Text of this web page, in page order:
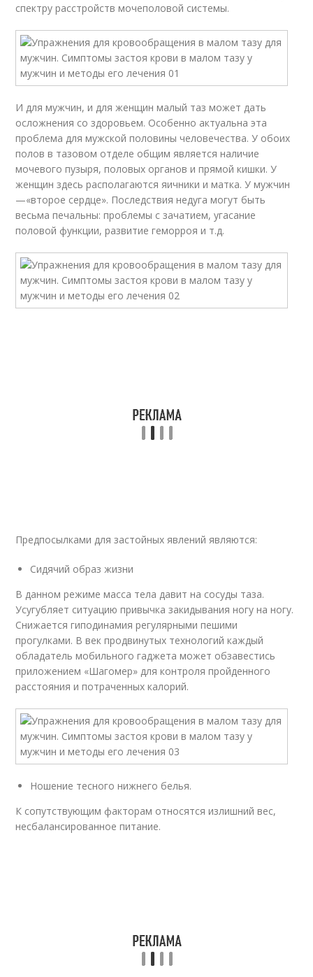
спектру расстройств мочеполовой системы.
И для мужчин, и для женщин малый таз может дать
осложнения со здоровьем. Особенно актуальна эта
проблема для мужской половины человечества. У обоих
полов в тазовом отделе общим является наличие
мочевого пузыря, половых органов и прямой кишки. У
женщин здесь располагаются яичники и матка. У мужчин
—«второе сердце». Последствия недуга могут быть
весьма печальны: проблемы с зачатием, угасание
половой функции, развитие геморроя и т.д.
Предпосылками для застойных явлений являются:
Сидячий образ жизни
В данном режиме масса тела давит на сосуды таза.
Усугубляет ситуацию привычка закидывания ногу на ногу.
Снижается гиподинамия регулярными пешими
прогулками. В век продвинутых технологий каждый
обладатель мобильного гаджета может обзавестись
приложением «Шагомер» для контроля пройденного
расстояния и потраченных калорий.
Ношение тесного нижнего белья.
К сопутствующим факторам относятся излишний вес,
несбалансированное питание.